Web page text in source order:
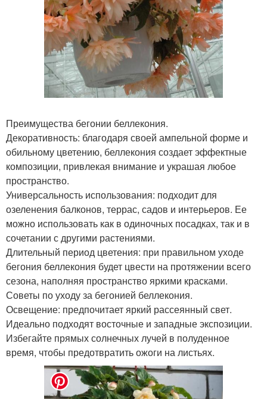
Преимущества бегонии беллекония.
Декоративность: благодаря своей ампельной форме и
обильному цветению, беллекония создает эффектные
композиции, привлекая внимание и украшая любое
пространство.
Универсальность использования: подходит для
озеленения балконов, террас, садов и интерьеров. Ее
можно использовать как в одиночных посадках, так и в
сочетании с другими растениями.
Длительный период цветения: при правильном уходе
бегония беллекония будет цвести на протяжении всего
сезона, наполняя пространство яркими красками.
Советы по уходу за бегонией беллекония.
Освещение: предпочитает яркий рассеянный свет.
Идеально подходят восточные и западные экспозиции.
Избегайте прямых солнечных лучей в полуденное
время, чтобы предотвратить ожоги на листьях.